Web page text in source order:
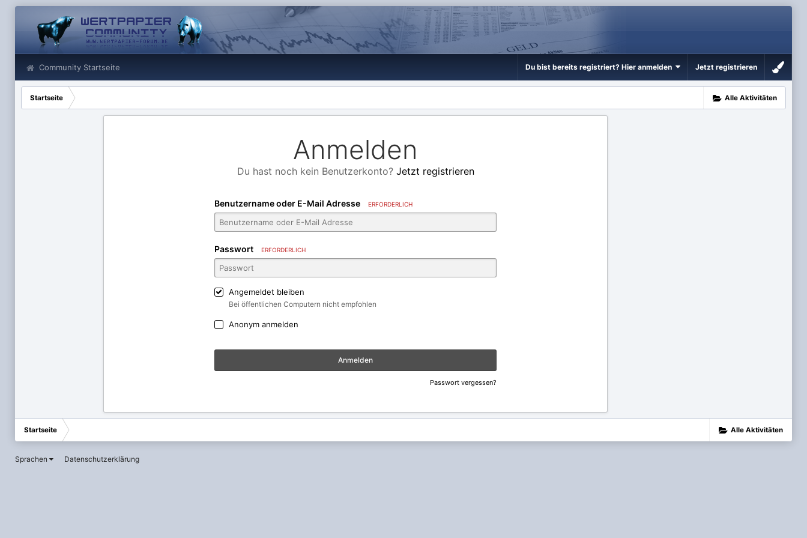
Community Startseite Du bist bereits registriert? Hier anmelden Jetzt registrieren
Alle Aktivitäten
Startseite
Anmelden
Du hast noch kein Benutzerkonto? Jetzt registrieren
Benutzername oder E-Mail Adresse ERFORDERLICH
Passwort ERFORDERLICH
Angemeldet bleiben
Bei öffentlichen Computern nicht empfohlen
Anonym anmelden
Anmelden
Passwort vergessen?
Alle Aktivitäten
Startseite
Sprachen Datenschutzerklärung